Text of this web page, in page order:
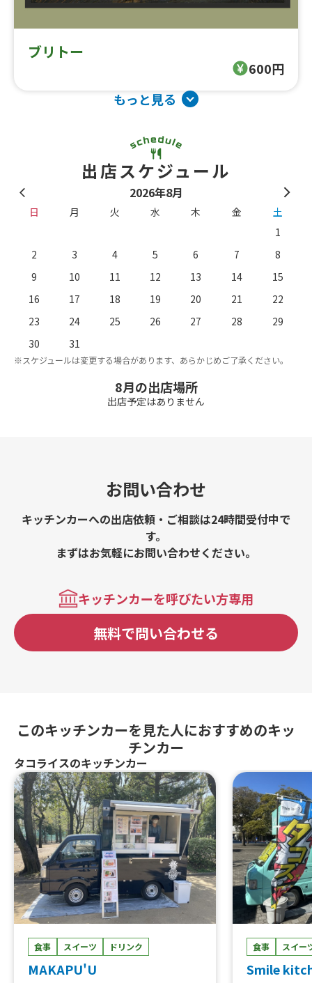
ブリトー
600円
もっと見る
出店スケジュール
2026年8月
日 月 火 水 木 金
土
1
2
3 4 5 6 7
8
9
10 11 12 13 14
15
16
17 18 19 20 21
22
23
24 25 26 27 28
29
30
31
※スケジュールは変更する場合があります、あらかじめご了承ください。
8月の出店場所
出店予定はありません
お問い合わせ
キッチンカーへの出店依頼・ご相談は24時間受付中で
す。
まずはお気軽にお問い合わせください。
キッチンカーを呼びたい方専用
無料で問い合わせる
このキッチンカーを見た人におすすめのキッ
チンカー
タコライスのキッチンカー
食事 スイーツ ドリンク
MAKAPU'U
食事 スイー
Smile